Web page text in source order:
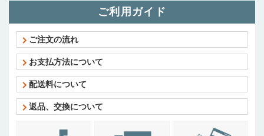
ご利用ガイド
ご注文の流れ
お支払方法について
配送料について
返品、交換について